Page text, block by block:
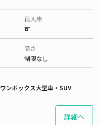
再入庫
可
高さ
制限なし
ワンボックス大型車・SUV
詳細へ